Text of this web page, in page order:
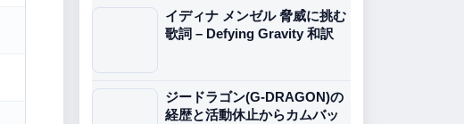
イディナ メンゼル 脅威に挑む
歌詞 – Defying Gravity 和訳
ジードラゴン(G-DRAGON)の
経歴と活動休止からカムバッ